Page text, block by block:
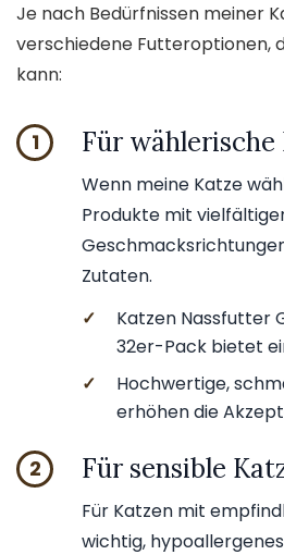
Je nach Bedürfnissen meiner
verschiedene Futteroptionen,
kann:
1 Für wählerische
Wenn meine Katze
Produkte mit
Zutaten.
✓
Katzen Nassfutter
32er-Pack bietet
✓
Hochwertige,
erhöhen die
2 Für sensible
Für Katzen mit
wichtig,